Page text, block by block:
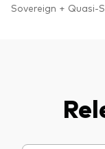
Sovereign + Quasi-